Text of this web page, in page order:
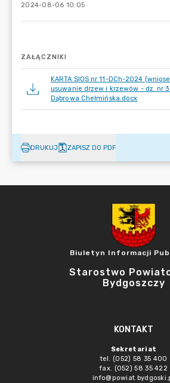
2024-08-06 10:05
ZAŁĄCZNIKI
KARTA SIOS nr 11-DCh-2024
usuwanie drzew i krzewów - dz. nr
Dąbrowa Chełmińska.docx
DRUKUJ ZAPISZ DO PDF
Biuletyn Informacji
Starostwo
Bydgoszczy
KONTAKT
Sekretariat
tel. (052) 58 35 400
fax. (052) 58 35 422